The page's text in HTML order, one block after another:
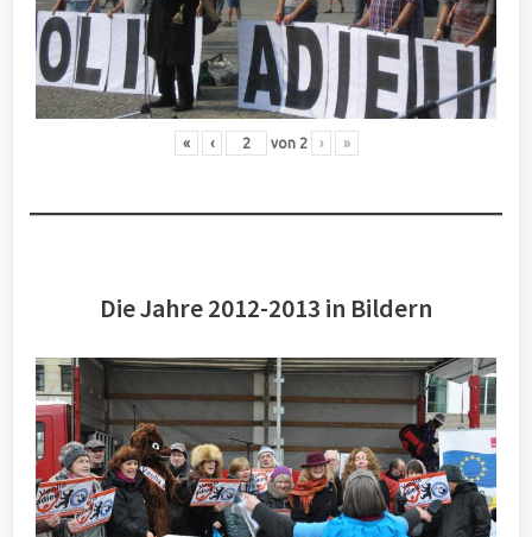
« ‹ von 2 › »
Die Jahre 2012-2013 in Bildern